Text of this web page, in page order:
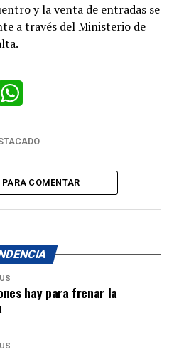
y la venta de entradas se
a través del Ministerio de
COMENTAR
hay para frenar la